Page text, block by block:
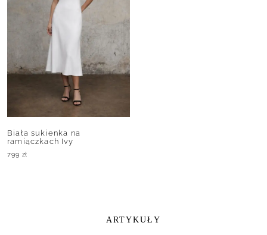
Biała sukienka na
ramiączkach Ivy
799 zł
ARTYKUŁY